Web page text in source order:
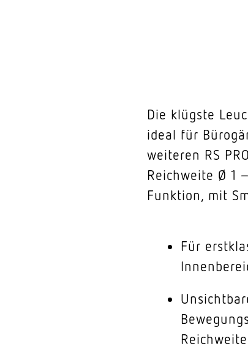
Die klügste
ideal für
weiteren RS
Reichweite Ø 1
Funktion, mit
Für